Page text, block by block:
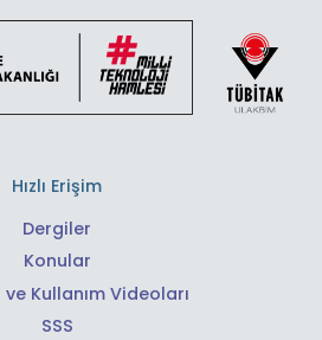
Hızlı Erişim
Dergiler
Konular
Kullanım Videoları
SSS